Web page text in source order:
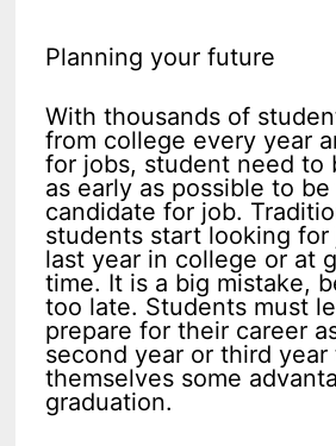
Planning your future
With thousands of
from college every year
for jobs, student need to
as early as possible to
candidate for job.
students start looking for
last year in college or at
time. It is a big mistake,
too late. Students must
prepare for their career
second year or third year
themselves some
graduation.